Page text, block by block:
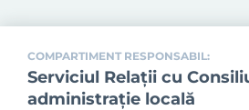
COMPARTIMENT RESPONSABIL:
Serviciul Relaţii cu
administraţie locală